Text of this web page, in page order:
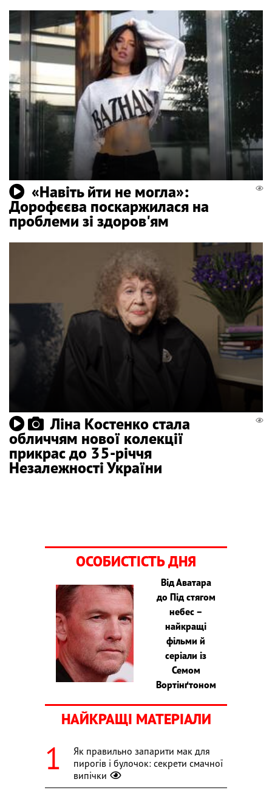
«Навіть йти не могла»:
Дорофєєва поскаржилася на
проблеми зі здоров'ям
Ліна Костенко стала
обличчям нової колекції
прикрас до 35-річчя
Незалежності України
ОСОБИСТІСТЬ ДНЯ
Від Аватара
до Під стягом
небес –
найкращі
фільми й
серіали із
Семом
Вортінґтоном
НАЙКРАЩІ МАТЕРІАЛИ
Як правильно запарити мак для
пирогів і булочок: секрети смачної
випічки